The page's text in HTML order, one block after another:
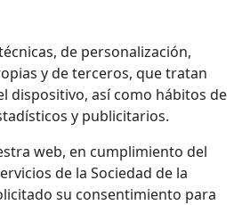
de personalización,
y de terceros, que tratan
dispositivo, así como hábitos de
y publicitarios.
web, en cumplimiento del
de la Sociedad de la
su consentimiento para